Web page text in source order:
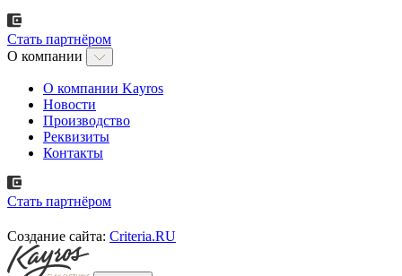
Стать партнёром
О компании
О компании Kayros
Новости
Производство
Реквизиты
Контакты
Стать партнёром
Создание сайта: Criteria.RU